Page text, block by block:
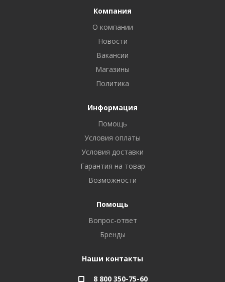
Компания
О компании
Новости
Вакансии
Магазины
Политика
Информация
Помощь
Условия оплаты
Условия доставки
Гарантия на товар
Возможности
Помощь
Вопрос-ответ
Бренды
Наши контакты
8 800 350-75-60